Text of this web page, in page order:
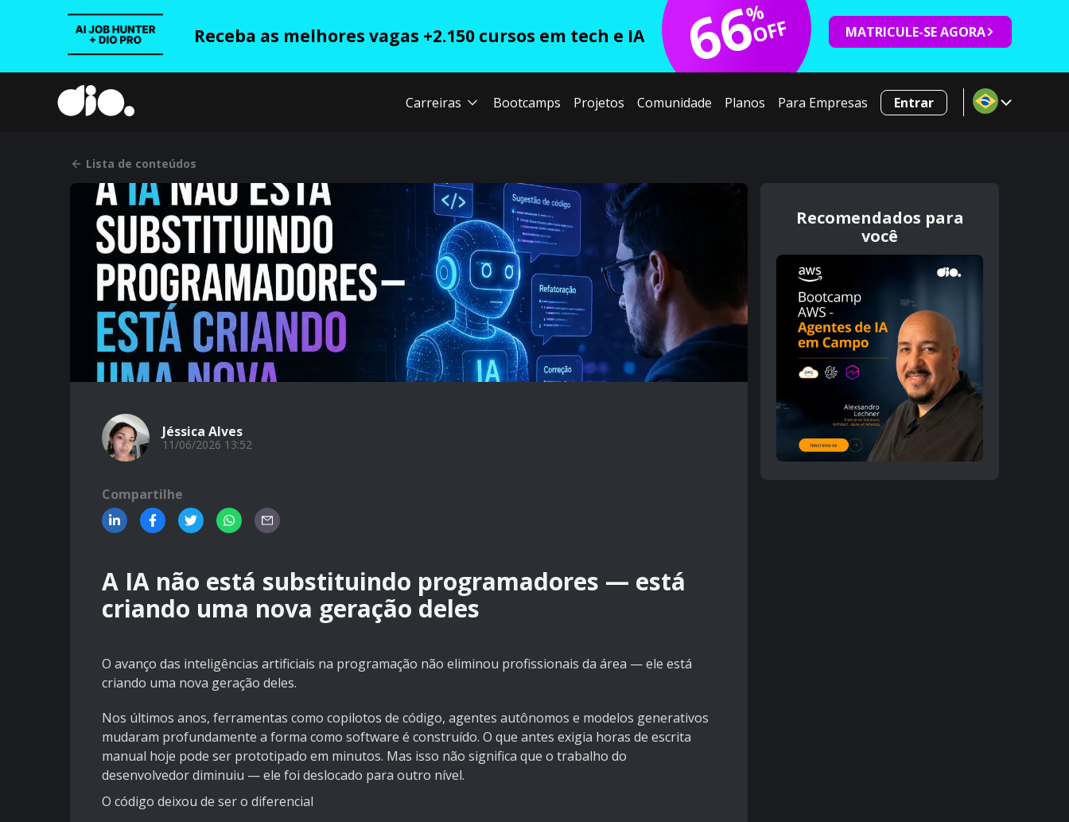
Receba as melhores vagas +2.150 cursos em tech e IA 66
%
OFF MATRICULE-SE AGORA
Carreiras Bootcamps Projetos Comunidade Planos Para Empresas Entrar
Lista de conteúdos
Jéssica Alves
11/06/2026 13:52
Compartilhe
A IA não está substituindo programadores — está
criando uma nova geração deles
O avanço das inteligências artificiais na programação não eliminou profissionais da área — ele está
criando uma nova geração deles.
Nos últimos anos, ferramentas como copilotos de código, agentes autônomos e modelos generativos
mudaram profundamente a forma como software é construído. O que antes exigia horas de escrita
manual hoje pode ser prototipado em minutos. Mas isso não significa que o trabalho do
desenvolvedor diminuiu — ele foi deslocado para outro nível.
O código deixou de ser o diferencial
Recomendados para
você